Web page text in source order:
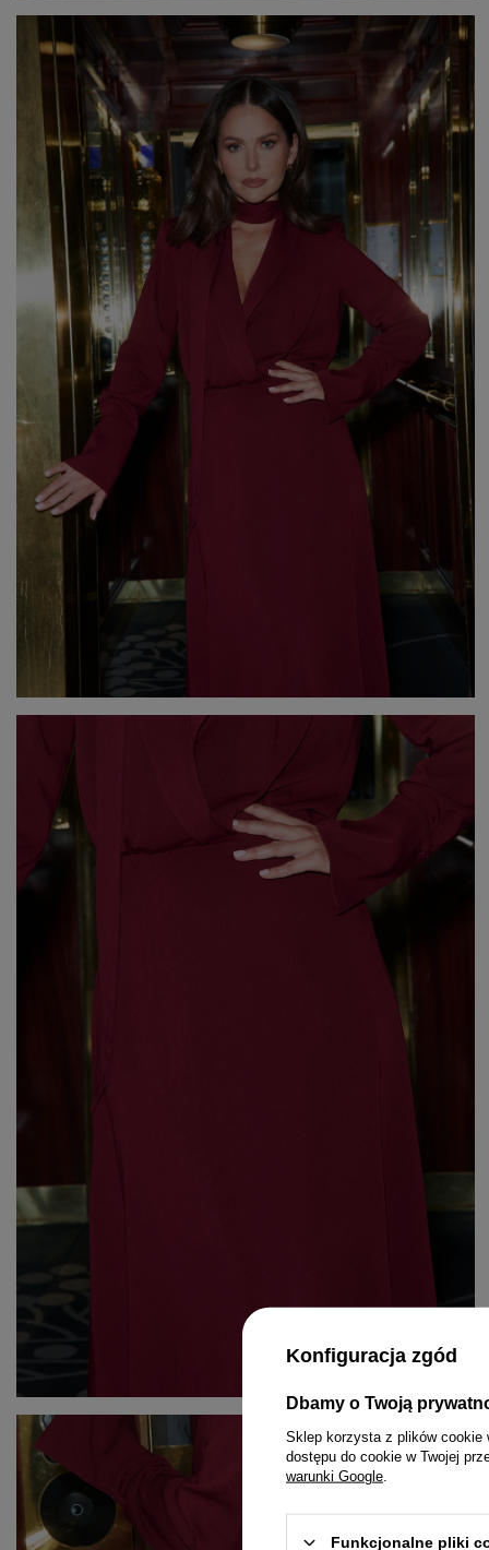
NA CO DZIEŃ
RANDKA
ŚWIĘTA
WALENTYNKI
STUDNIÓWKA
SYLWESTER
KOMUNIA
Styl / Rodzaj
WIECZOROWE
CASUALOWE
KOKTAJLOWE
KORONKOWE
DOPASOWANE
ROZKLOSZOWANE
ASYMETRYCZNE
BIZNESOWE
BOHO
JEANSOWE
DZIANINOWE
Z CEKINAMI
DLA KOBIET W CIĄŻY
ZOBACZ WSZYSTKIE ODKRYJ NOWOŚCI
KOMBINEZONY
T-SHIRTY
BIŻUTERIA
GUMKI DO WŁOSÓW
MIDI
MAXI
Konfiguracja zgód
Dbamy o Twoją
Sklep korzysta z plików cookie
dostępu do cookie w Twojej
warunki Google
Funkcjonalne pliki